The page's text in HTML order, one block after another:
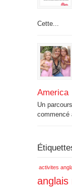
Cette...
America
Un
commencé
activites
anglais